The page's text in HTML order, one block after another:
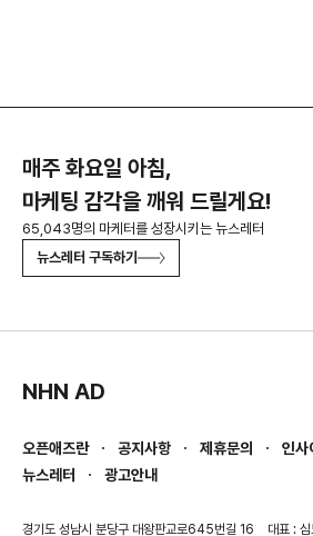
매주 화요일 아침,
마케팅 감각을 깨워 드릴게요!
65,043명의 마케터를 성장시키는 뉴스레터
뉴스레터 구독하기
NHN AD
오픈애즈란 공지사항 제휴문의
인사
뉴스레터
광고안내
경기도 성남시 분당구 대왕판교로645번길 16 대표 : 심